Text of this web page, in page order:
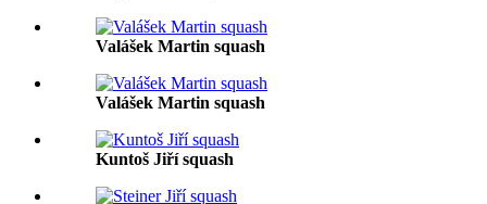
Valášek Martin squash
Valášek Martin squash
Kuntoš Jiří squash